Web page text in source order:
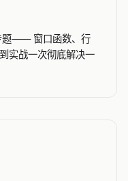
题—— 窗口函数、行
实战一次彻底解决一